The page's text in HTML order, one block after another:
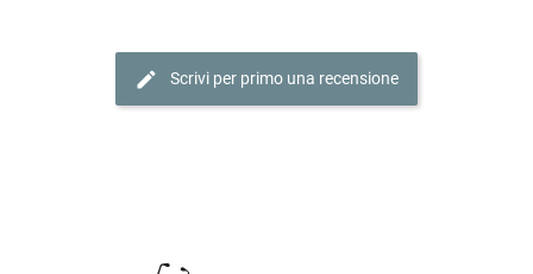
edit Scrivi per primo una recensione